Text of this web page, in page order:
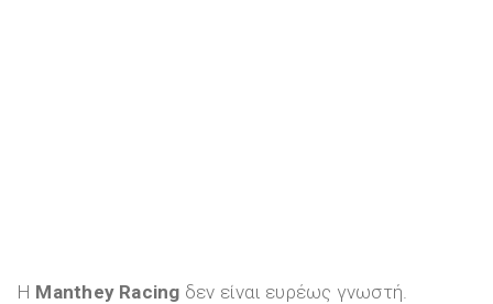
Η Manthey Racing δεν είναι ευρέως γνωστή.